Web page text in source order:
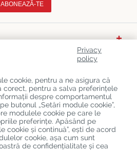
ABONEAZĂ-TE
Privacy
policy
cookie, pentru a ne asigura că
corect, pentru a salva preferințele
despre comportamentul
butonul „Setări module cookie”,
modulele cookie pe care le
preferințe. Apăsând pe
cookie și continuă”, ești de acord
cookie, așa cum sunt
de confidențialitate și cea
Last updated 08-08-2026
5492NL Sint-Oedenrode, the Netherlands
VAT: NL860644923B01